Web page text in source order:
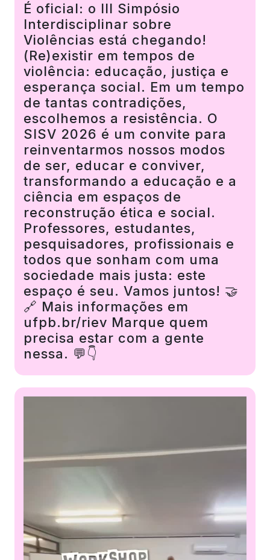
É oficial: o III Simpósio
Interdisciplinar sobre
Violências está chegando!
(Re)existir em tempos de
violência: educação, justiça e
esperança social. Em um tempo
de tantas contradições,
escolhemos a resistência. O
SISV 2026 é um convite para
reinventarmos nossos modos
de ser, educar e conviver,
transformando a educação e a
ciência em espaços de
reconstrução ética e social.
Professores, estudantes,
pesquisadores, profissionais e
todos que sonham com uma
sociedade mais justa: este
espaço é seu. Vamos juntos! 🤝
🔗 Mais informações em
ufpb.br/riev Marque quem
precisa estar com a gente
nessa. 💬👇